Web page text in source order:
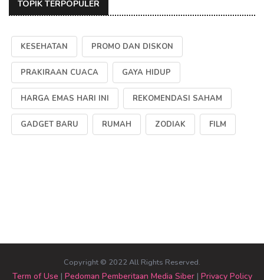
TOPIK TERPOPULER
KESEHATAN PROMO DAN DISKON
PRAKIRAAN CUACA GAYA HIDUP
HARGA EMAS HARI INI REKOMENDASI SAHAM
GADGET BARU RUMAH ZODIAK FILM
Copyright © 2022 All Rights Reserved.
Term of Use | Pedoman Pemberitaan Media Siber| Privacy Policy